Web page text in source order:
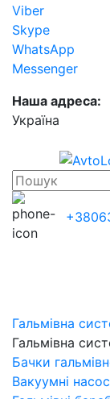
Viber
Skype
WhatsApp
Messenger
Наша адреса:
Українa
Гальмівна
Гальмівна
Бачки
Вакуумні